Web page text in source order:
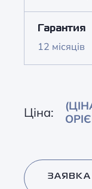
Гарантия
12 місяців
Ціна:
ЗАЯВКА